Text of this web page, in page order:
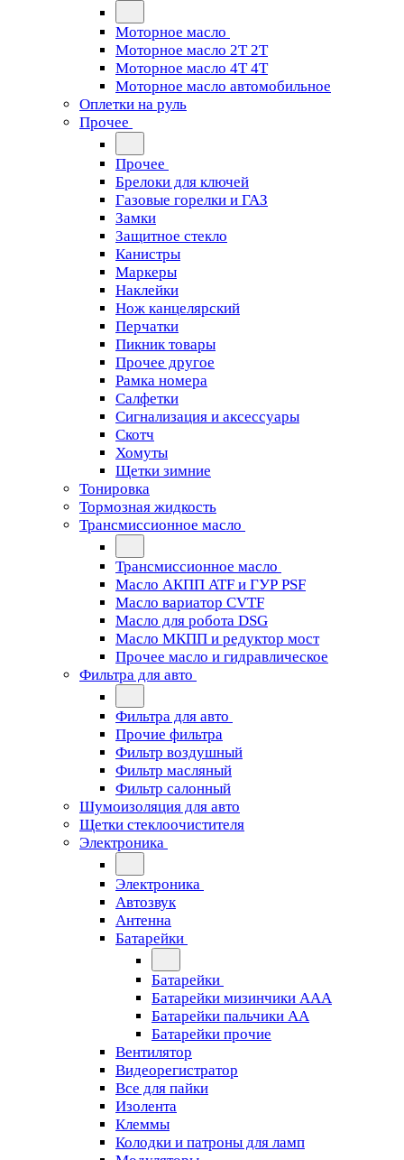
Моторное масло
Моторное масло 2Т 2T
Моторное масло 4Т 4T
Моторное масло автомобильное
Оплетки на руль
Прочее
Прочее
Брелоки для ключей
Газовые горелки и ГАЗ
Замки
Защитное стекло
Канистры
Маркеры
Наклейки
Нож канцелярский
Перчатки
Пикник товары
Прочее другое
Рамка номера
Салфетки
Сигнализация и аксессуары
Скотч
Хомуты
Щетки зимние
Тонировка
Тормозная жидкость
Трансмиссионное масло
Трансмиссионное масло
Масло АКПП ATF и ГУР PSF
Масло вариатор CVTF
Масло для робота DSG
Масло МКПП и редуктор мост
Прочее масло и гидравлическое
Фильтра для авто
Фильтра для авто
Прочие фильтра
Фильтр воздушный
Фильтр масляный
Фильтр салонный
Шумоизоляция для авто
Щетки стеклоочистителя
Электроника
Электроника
Автозвук
Антенна
Батарейки
Батарейки
Батарейки мизинчики ААА
Батарейки пальчики АА
Батарейки прочие
Вентилятор
Видеорегистратор
Все для пайки
Изолента
Клеммы
Колодки и патроны для ламп